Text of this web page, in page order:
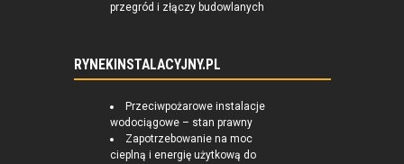
przegród i złączy budowlanych
RYNEKINSTALACYJNY.PL
Przeciwpożarowe instalacje
wodociągowe – stan prawny
Zapotrzebowanie na moc
cieplną i energię użytkową do